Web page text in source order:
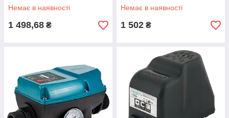
Немає в наявності
1 498,68 ₴
Немає в наявності
1 502 ₴